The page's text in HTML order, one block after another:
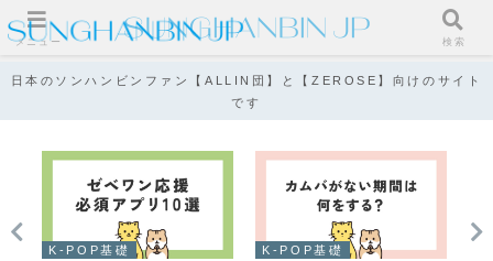
日本のソンハンビンファン【ALLIN団】と【ZEROSE】向けのサイト
です
K-POP基礎 K-POP基礎
メニュー 検索